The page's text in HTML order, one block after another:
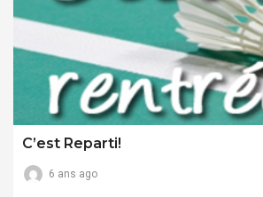
C’est Reparti!
6 ans ago